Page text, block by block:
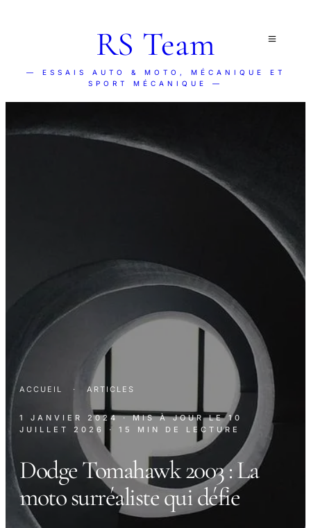
RS Team
— ESSAIS AUTO & MOTO, MÉCANIQUE ET
SPORT MÉCANIQUE —
ACCUEIL · ARTICLES
1 JANVIER 2024 · MIS À JOUR LE10
JUILLET 2026
· 15 MIN DE LECTURE
Dodge Tomahawk 2003 : La
moto surréaliste qui défie